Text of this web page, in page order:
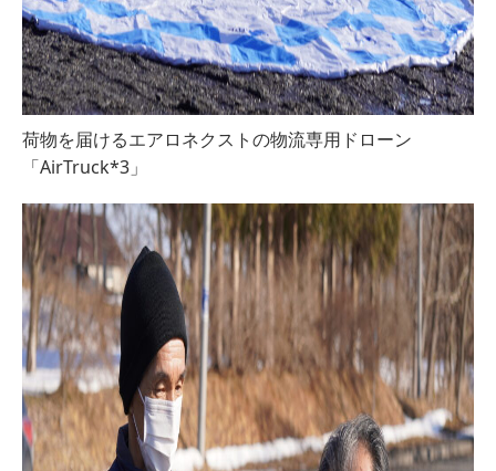
荷物を届けるエアロネクストの物流専用ドローン
「AirTruck*3」